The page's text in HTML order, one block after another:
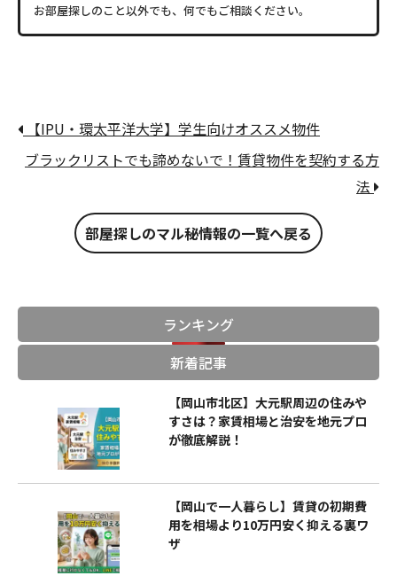
お部屋探しのこと以外でも、何でもご相談ください。
【IPU・環太平洋大学】学生向けオススメ物件
ブラックリストでも諦めないで！賃貸物件を契約する方
法
部屋探しのマル秘情報の一覧へ戻る
ランキング
新着記事
【岡山市北区】大元駅周辺の住みや
すさは？家賃相場と治安を地元プロ
が徹底解説！
【岡山で一人暮らし】賃貸の初期費
用を相場より10万円安く抑える裏ワ
ザ